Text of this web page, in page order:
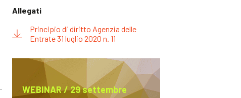
Allegati
Principio di diritto Agenzia delle
Entrate 31 luglio 2020 n. 11
WEBINAR / 29 settembre